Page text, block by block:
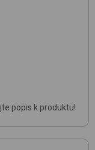
popis k produktu!